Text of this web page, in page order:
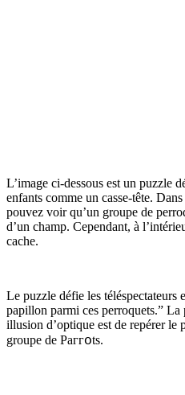
L’image ci-dessous est un puzzle
enfants comme un casse-tête.
pouvez voir qu’un groupe de
d’un champ. Cependant, à
cache.
Le puzzle défie les téléspectateurs
papillon parmi ces perroquets.” La
illusion d’optique est de repérer le
groupe de Paггօts.